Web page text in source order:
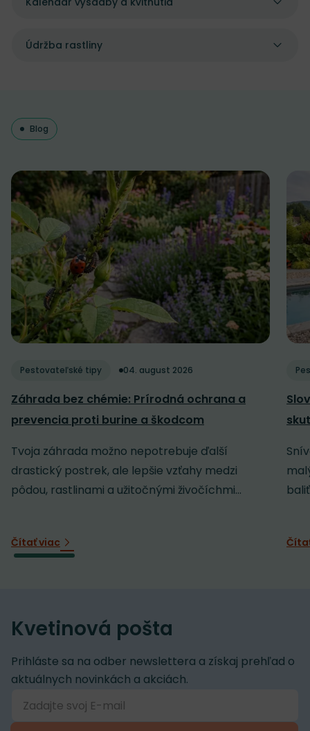
Údržba rastliny
Blog
Pestovateľské tipy 04. august 2026
Záhrada bez chémie: Prírodná ochrana a
prevencia proti burine a škodcom
Tvoja záhrada možno nepotrebuje ďalší
drastický postrek, ale lepšie vzťahy medzi
pôdou, rastlinami a užitočnými živočíchmi...
Čítať viac
Kvetinová pošta
Prihláste sa na odber newslettera a získaj prehľad o
aktuálnych novinkách a akciách.